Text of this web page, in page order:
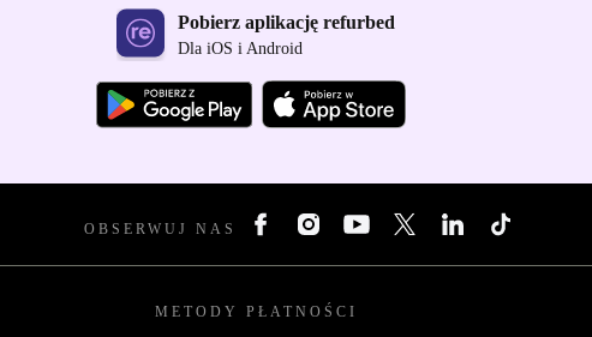
Pobierz aplikację refurbed
Dla iOS i Android
OBSERWUJ NAS
METODY PŁATNOŚCI